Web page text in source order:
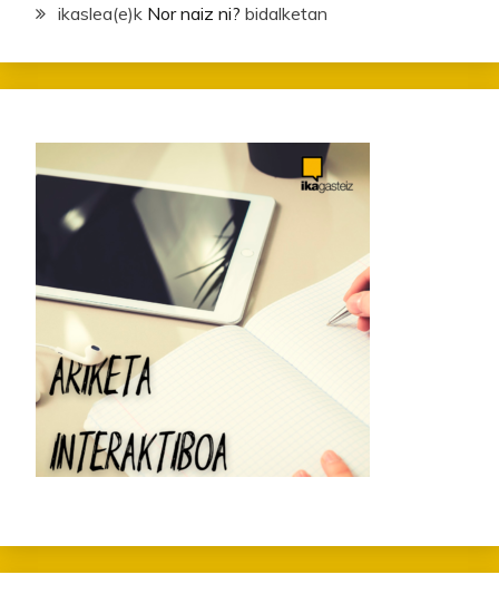
ikaslea(e)k Nor naiz ni? bidalketan